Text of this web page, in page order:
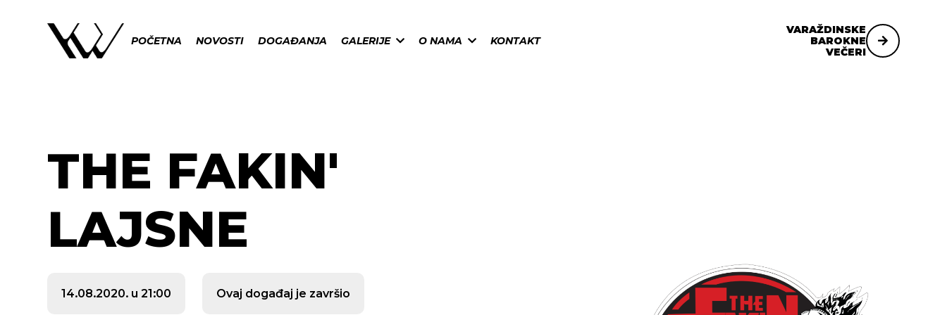
POČETNA NOVOSTI DOGAĐANJA GALERIJE O NAMA KONTAKT
VARAŽDINSKE
BAROKNE
VEČERI
THE FAKIN'
LAJSNE
14.08.2020. u 21:00 Ovaj događaj je završio